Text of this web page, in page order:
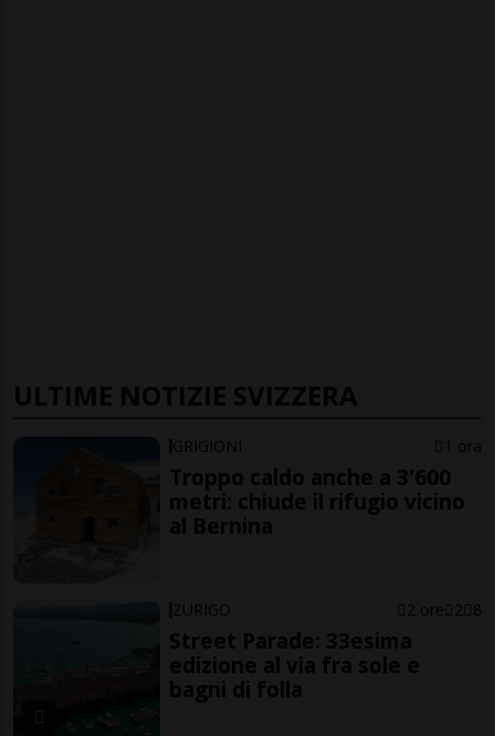
ULTIME NOTIZIE SVIZZERA
GRIGIONI 1 ora
Troppo caldo anche a 3'600
metri: chiude il rifugio vicino
al Bernina
ZURIGO 2 ore 2 8
Street Parade: 33esima
edizione al via fra sole e
bagni di folla